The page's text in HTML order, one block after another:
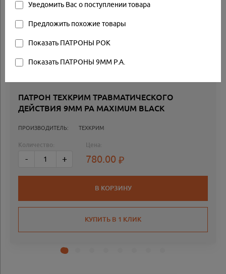
Уведомить Вас о поступлении товара
Предложить похожие товары
Показать ПАТРОНЫ РОК
Показать ПАТРОНЫ 9MM P.A.
ПАТРОН ТЕХКРИМ ТРАВМАТИЧЕСКОГО
ДЕЙСТВИЯ 9ММ РА MAXIMUM BLACK
ПРОИЗВОДИТЕЛЬ: ТЕХКРИМ
Количество:
- +
Цена:
780.00
В КОРЗИНУ
КУПИТЬ В 1 КЛИК